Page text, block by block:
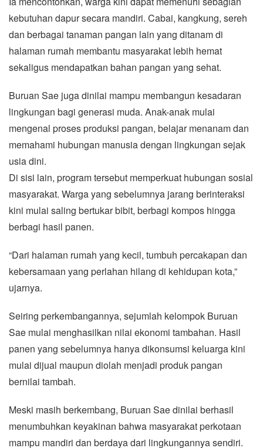
kebutuhan dapur secara mandiri. Cabai, kangkung, sereh
dan berbagai tanaman pangan lain yang ditanam di
halaman rumah membantu masyarakat lebih hemat
sekaligus mendapatkan bahan pangan yang sehat.
Buruan Sae juga dinilai mampu membangun kesadaran
lingkungan bagi generasi muda. Anak-anak mulai
mengenal proses produksi pangan, belajar menanam dan
memahami hubungan manusia dengan lingkungan sejak
usia dini.
Di sisi lain, program tersebut memperkuat hubungan sosial
masyarakat. Warga yang sebelumnya jarang berinteraksi
kini mulai saling bertukar bibit, berbagi kompos hingga
berbagi hasil panen.
“Dari halaman rumah yang kecil, tumbuh percakapan dan
kebersamaan yang perlahan hilang di kehidupan kota,”
ujarnya.
Seiring perkembangannya, sejumlah kelompok Buruan
Sae mulai menghasilkan nilai ekonomi tambahan. Hasil
panen yang sebelumnya hanya dikonsumsi keluarga kini
mulai dijual maupun diolah menjadi produk pangan
bernilai tambah.
Meski masih berkembang, Buruan Sae dinilai berhasil
menumbuhkan keyakinan bahwa masyarakat perkotaan
mampu mandiri dan berdaya dari lingkungannya sendiri.